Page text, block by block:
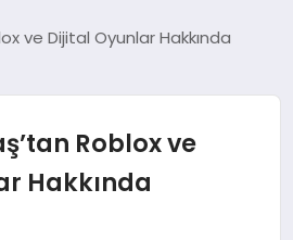
ve Dijital Oyunlar Hakkında
Roblox ve
Hakkında